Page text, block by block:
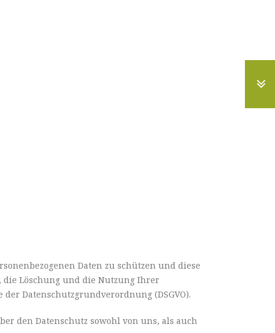
Daten zu schützen und diese
Löschung und die Nutzung Ihrer
Datenschutzgrundverordnung (DSGVO).
den Datenschutz sowohl von uns, als auch